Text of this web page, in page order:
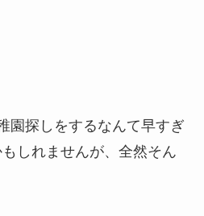
園探しをするなんて早すぎ
しれませんが、全然そん